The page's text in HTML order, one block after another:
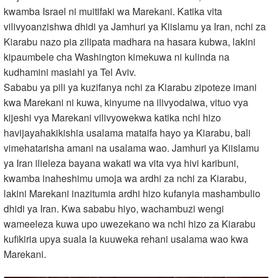
kwamba Israel ni muitifaki wa Marekani. Katika vita
vilivyoanzishwa dhidi ya Jamhuri ya Kiislamu ya Iran, nchi za
Kiarabu nazo pia zilipata madhara na hasara kubwa, lakini
kipaumbele cha Washington kimekuwa ni kulinda na
kudhamini maslahi ya Tel Aviv.
Sababu ya pili ya kuzifanya nchi za Kiarabu zipoteze imani
kwa Marekani ni kuwa, kinyume na ilivyodaiwa, vituo vya
kijeshi vya Marekani vilivyowekwa katika nchi hizo
havijayahakikishia usalama mataifa hayo ya Kiarabu, bali
vimehatarisha amani na usalama wao. Jamhuri ya Kiislamu
ya Iran ilieleza bayana wakati wa vita vya hivi karibuni,
kwamba inaheshimu umoja wa ardhi za nchi za Kiarabu,
lakini Marekani inazitumia ardhi hizo kufanyia mashambulio
dhidi ya Iran. Kwa sababu hiyo, wachambuzi wengi
wameeleza kuwa upo uwezekano wa nchi hizo za Kiarabu
kufikiria upya suala la kuuweka rehani usalama wao kwa
Marekani.